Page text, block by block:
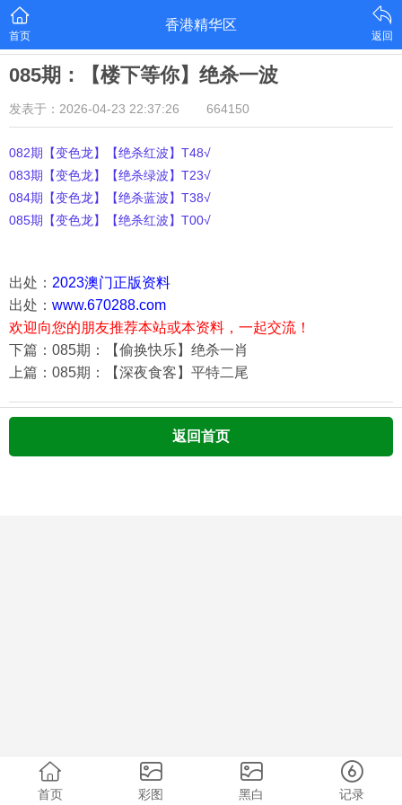
首页
香港精华区
返回
085期：【楼下等你】绝杀一波
发表于：2026-04-23 22:37:26 664150
082期【变色龙】【绝杀红波】T48√
083期【变色龙】【绝杀绿波】T23√
084期【变色龙】【绝杀蓝波】T38√
085期【变色龙】【绝杀红波】T00√
出处： 2023澳门正版资料
出处： www.670288.com
欢迎向您的朋友推荐本站或本资料，一起交流！
下篇：085期：【偷换快乐】绝杀一肖
上篇：085期：【深夜食客】平特二尾
返回首页
首页 彩图 黑白 记录